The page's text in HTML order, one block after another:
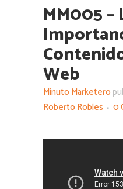
MM005 –
Web
Minuto Marketero
Roberto Robles
0